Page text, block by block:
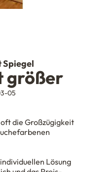
Spiegel
größer
05
die Großzügigkeit
Lösung